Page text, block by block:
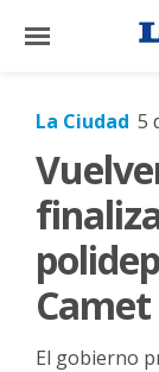
×
El
País
Mundo
La
La Ciudad 5
Camet
El gobierno